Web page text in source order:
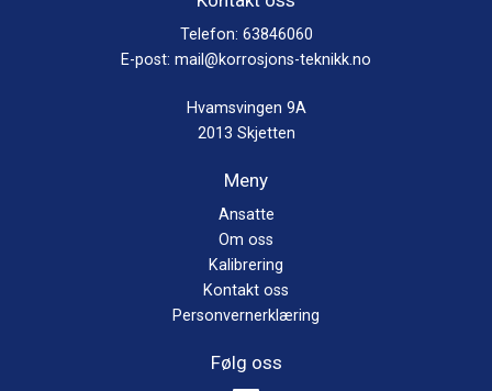
Telefon: 63846060
E-post: mail@korrosjons-teknikk.no
Hvamsvingen 9A
2013 Skjetten
Meny
Ansatte
Om oss
Kalibrering
Kontakt oss
Personvernerklæring
Følg oss